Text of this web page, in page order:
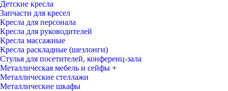
Детские кресла
Запчасти для кресел
Кресла для персонала
Кресла для руководителей
Кресла массажные
Кресла раскладные (шезлонги)
Стулья для посетителей, конференц-зала
Металлическая мебель и сейфы +
Металлические стеллажи
Металлические шкафы